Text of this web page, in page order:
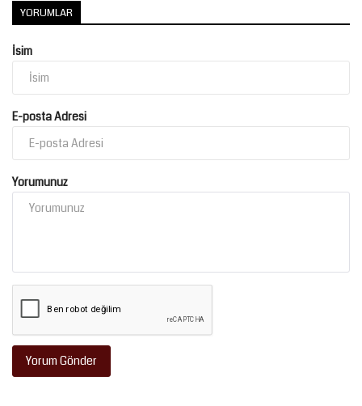
YORUMLAR
İsim
E-posta Adresi
Yorumunuz
Yorum Gönder